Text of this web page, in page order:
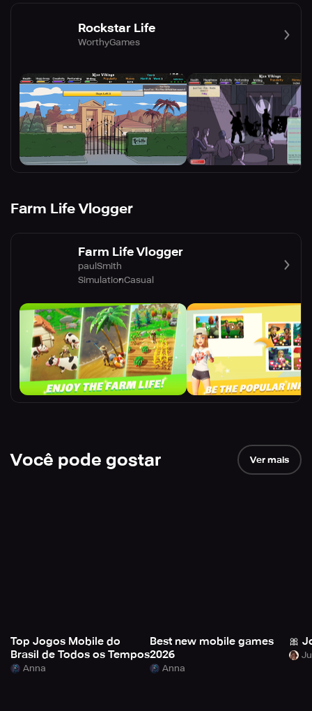
Rockstar Life
WorthyGames
Farm Life Vlogger
Farm Life Vlogger
paulSmith
SimulationCasual
Você pode gostar Ver mais
Top Jogos Mobile do
Brasil de Todos os Tempos
Anna
Best new mobile games
2026
Anna
🎀